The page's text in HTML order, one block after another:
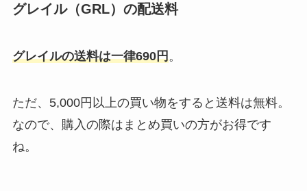
グレイル（GRL）の配送料
グレイルの送料は一律690円。
ただ、5,000円以上の買い物をすると送料は無料。
なので、購入の際はまとめ買いの方がお得です
ね。